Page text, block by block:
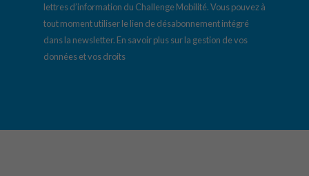
lettres d’information du Challenge Mobilité. Vous pouvez à
tout moment utiliser le lien de désabonnement intégré
dans la newsletter. En savoir plus sur la gestion de vos
données et vos droits